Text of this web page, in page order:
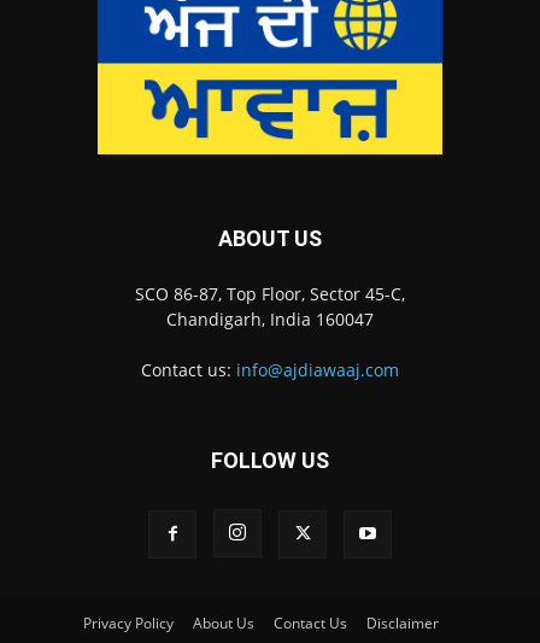
ABOUT US
SCO 86-87, Top Floor, Sector 45-C,
Chandigarh, India 160047
Contact us: info@ajdiawaaj.com
FOLLOW US
Privacy Policy About Us Contact Us
Disclaimer